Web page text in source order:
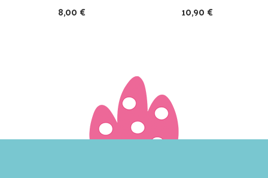
8,00 € 10,90 €